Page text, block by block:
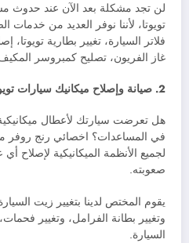
لن تجد مشكلة بعد الآن عند حدوث
تويوتا، لأننا نوفر العديد من خدمات
فلاتر السيارة، تغيير بطارية تويوتا،
غاز الفريون، تصليح كمبروسر
2. صيانة وإصلاح ميكانيك سيارات تويوتا
هل تعرضت سيارتك لأعطال
في المساعدات؟ اخصائي رنج
لجميع الأنظمة الميكانيكية لإصلاح
صعوبته.
يقوم المختص لدينا بتغيير زيت
وتغيير بطانة الفرامل، وتغيير
السيارة.